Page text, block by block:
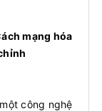
mạng hóa
công nghệ